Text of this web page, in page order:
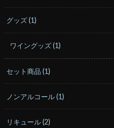
グッズ(1)
ワイングッズ(1)
セット商品(1)
ノンアルコール(1)
リキュール(2)